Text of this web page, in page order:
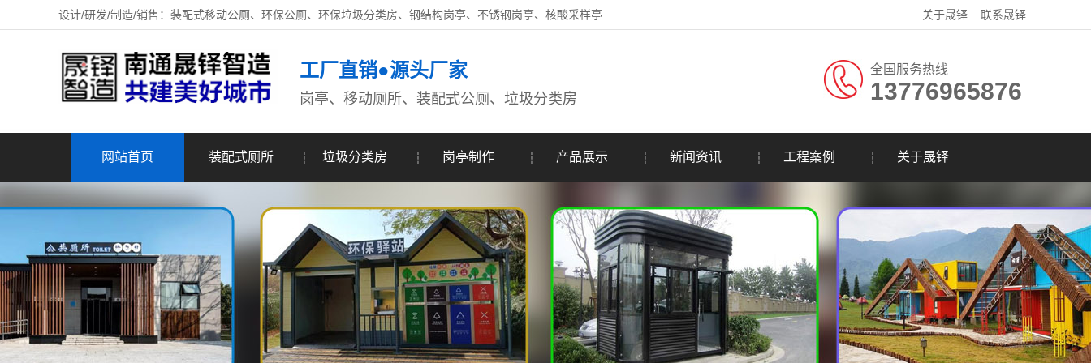
设计/研发/制造/销售：装配式移动公厕、环保公厕、环保垃圾分类房、钢结构岗亭、不锈钢岗亭、核酸采样亭 关于晟铎 联系晟铎
工厂直销●源头厂家
岗亭、移动厕所、装配式公厕、垃圾分类房
全国服务热线
13776965876
网站首页 装配式厕所 垃圾分类房 岗亭制作 产品展示 新闻资讯 工程案例 关于晟铎